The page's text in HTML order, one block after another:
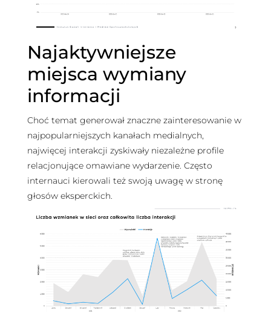
Najaktywniejsze
miejsca wymiany
informacji
Choć temat generował znaczne zainteresowanie w
najpopularniejszych kanałach medialnych,
najwięcej interakcji zyskiwały niezależne profile
relacjonujące omawiane wydarzenie. Często
internauci kierowali też swoją uwagę w stronę
głosów eksperckich.